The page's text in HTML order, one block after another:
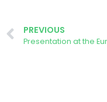
PREVIOUS